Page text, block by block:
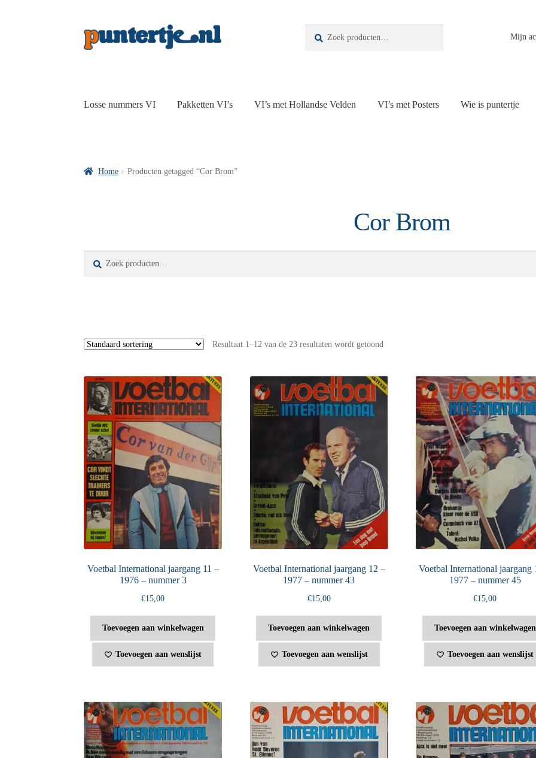
Zoeken
Mijn
Losse nummers VI Pakketten VI’s VI’s met Hollandse Velden VI’s met Posters Wie is puntertje
Home Producten getagged “Cor Brom”
Cor Brom
Resultaat 1–12 van de 23 resultaten wordt getoond
Voetbal International jaargang 11 –
1976 – nummer 3
€15,00
Toevoegen aan winkelwagen
Toevoegen aan wenslijst
Voetbal International jaargang 12 –
1977 – nummer 43
€15,00
Toevoegen aan winkelwagen
Toevoegen aan wenslijst
Voetbal International jaargang
1977 – nummer 45
€15,00
Toevoegen aan winkelwagen
Toevoegen aan wenslijst